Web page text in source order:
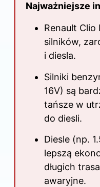
Najważniejsze
Renault
silników,
i diesla.
Silniki
16V) są
tańsze w
do diesli.
Diesle (np.
lepszą
długich
awaryjne.